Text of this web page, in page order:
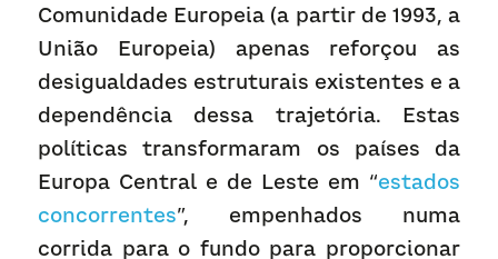
Comunidade Europeia (a partir de 1993, a
União Europeia) apenas reforçou as
desigualdades estruturais existentes e a
dependência dessa trajetória. Estas
políticas transformaram os países da
Europa Central e de Leste em “estados
concorrentes”, empenhados numa
corrida para o fundo para proporcionar